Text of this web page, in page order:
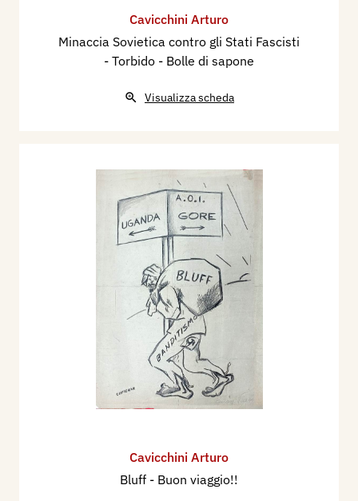
Cavicchini Arturo
Minaccia Sovietica contro gli Stati Fascisti
- Torbido - Bolle di sapone
Visualizza scheda
Cavicchini Arturo
Bluff - Buon viaggio!!